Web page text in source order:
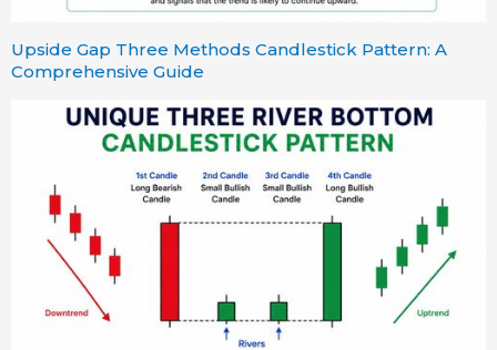
Upside Gap Three Methods Candlestick Pattern: A
Comprehensive Guide